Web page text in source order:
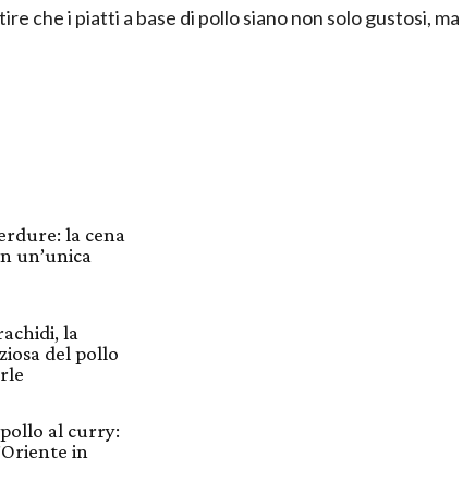
che i piatti a base di pollo siano non solo gustosi, ma
la cena
un’unica
la
del pollo
al curry:
in